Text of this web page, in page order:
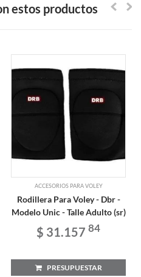
estos productos
ACCESORIOS PARA VOLEY
Rodillera Para Voley - Dbr -
Modelo Unic - Talle Adulto (sr)
$ 31.157 84
PRESUPUESTAR